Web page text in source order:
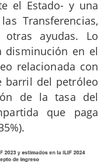
el Estado- y una
Transferencias,
otras ayudas. Lo
disminución en el
relacionada con
barril del petróleo
de la tasa del
que paga